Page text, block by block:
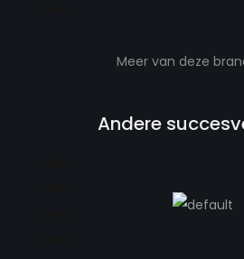
Meer van deze
Andere